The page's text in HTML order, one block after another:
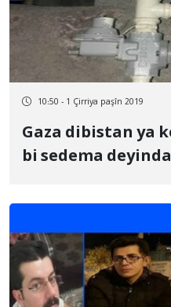
10:50 - 1 Çirriya paşîn 2019
Gaza dibistan ya
bi sedema